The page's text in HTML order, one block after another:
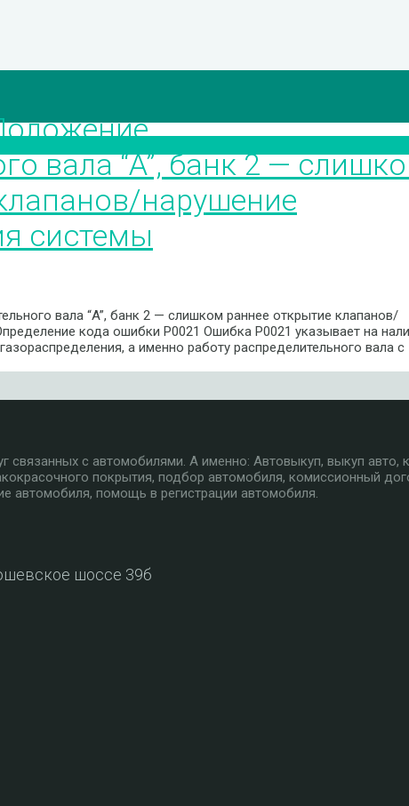
вала “A”, банк 2 —
нарушение
системы
вала “A”, банк 2 — слишком раннее открытие клапанов/
кода ошибки P0021 Ошибка P0021 указывает на
а именно работу распределительного вала с
с автомобилями. А именно: Автовыкуп, выкуп авто,
покрытия, подбор автомобиля, комиссионный
автомобиля, помощь в регистрации автомобиля.
шоссе 39б